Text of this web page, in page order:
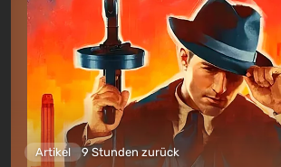
Artikel 9 Stunden zurück